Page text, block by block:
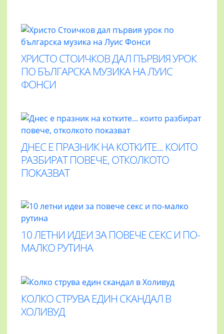
ХРИСТО СТОИЧКОВ ДАЛ ПЪРВИЯ УРОК
ПО БЪЛГАРСКА МУЗИКА НА ЛУИС
ФОНСИ
ДНЕС Е ПРАЗНИК НА КОТКИТЕ... КОИТО
РАЗБИРАТ ПОВЕЧЕ, ОТКОЛКОТО
ПОКАЗВАТ
10 ЛЕТНИ ИДЕИ ЗА ПОВЕЧЕ СЕКС И ПО-
МАЛКО РУТИНА
КОЛКО СТРУВА ЕДИН СКАНДАЛ В
ХОЛИВУД